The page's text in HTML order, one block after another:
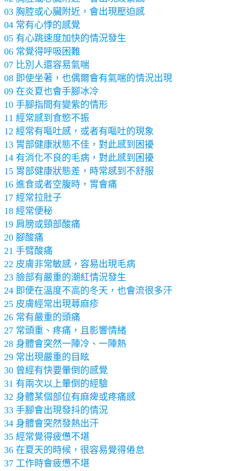
03 胸腔或心臟附近，會出現壓迫感
04 常有心悸的感覺
05 有心跳速度加快的情況發生
06 常覺得呼吸困難
07 比別人還容易氣喘
08 即使坐著，也偶爾會有氣喘的情況出現
09 在炎夏也會手腳冰冷
10 手腳指間有變紫的情形
11 經常感到食慾不振
12 經常有嘔吐感，或者有嘔吐的現象
13 胃部健康狀態不佳，對此感到困擾
14 有消化不良的毛病，對此感到困擾
15 胃部健康狀態差，時常感到不舒服
16 進食或者空腹時，胃會痛
17 經常拉肚子
18 經常便秘
19 肩膀或頸部酸痛
20 腳酸痛
21 手臂酸痛
22 皮膚非常敏感，容易出現毛病
23 臉部有嚴重的潮紅情況發生
24 即便在溫度不高的冬天，也會流很多汗
25 皮膚經常出現蕁麻疹
26 常有嚴重的頭痛
27 常頭重、疼痛，且影響情緒
28 身體會突然一陣冷、一陣熱
29 常出現嚴重的目眩
30 曾經有快要暈倒的感覺
31 有兩次以上暈倒的經驗
32 身體某個部位有麻痺或疼痛感
33 手腳會出現發抖的情況
34 身體會突然發熱出汗
35 經常覺得疲憊不堪
36 在夏天的時候，很容易覺得倦怠
37 工作時會疲憊不堪